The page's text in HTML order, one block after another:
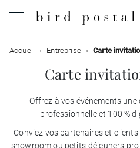
Mariage
Baptême
Accueil Entreprise Carte
Carte
Offrez à vos événements
professionnelle et 100 %
Conviez vos partenaires et
showroom ou petits-déjeuners
Filtrer
Couleurs